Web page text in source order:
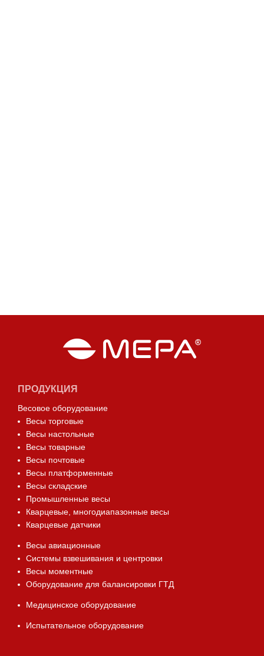
ПРОДУКЦИЯ
Весовое оборудование
Весы торговые
Весы настольные
Весы товарные
Весы почтовые
Весы платформенные
Весы складские
Промышленные весы
Кварцевые, многодиапазонные весы
Кварцевые датчики
Весы авиационные
Системы взвешивания и центровки
Весы моментные
Оборудование для балансировки ГТД
Медицинское оборудование
Испытательное оборудование